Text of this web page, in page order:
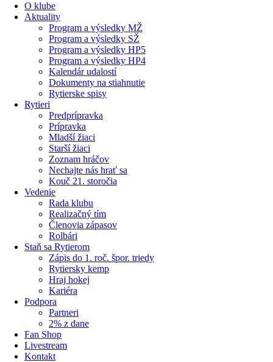
O klube
Aktuality
Program a výsledky MŽ
Program a výsledky SŽ
Program a výsledky HP5
Program a výsledky HP4
Kalendár udalostí
Dokumenty na stiahnutie
Rytierske spisy
Rytieri
Predprípravka
Prípravka
Mladší žiaci
Starší žiaci
Zoznam hráčov
Nechajte nás hrať sa
Kouč 21. storočia
Vedenie
Rada klubu
Realizačný tím
Členovia zápasov
Rolbári
Staň sa Rytierom
Zápis do 1. roč. špor. triedy
Rytiersky kemp
Hraj hokej
Kariéra
Podpora
Partneri
2% z dane
Fan Shop
Livestream
Kontakt